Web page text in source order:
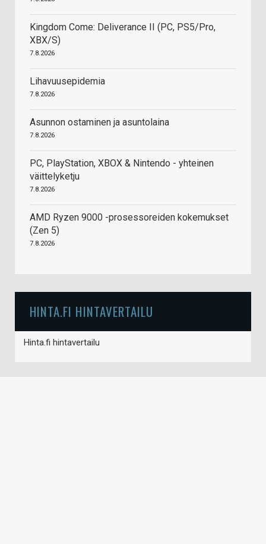
Kingdom Come: Deliverance II (PC, PS5/Pro,
XBX/S)
7.8.2026
Lihavuusepidemia
7.8.2026
Asunnon ostaminen ja asuntolaina
7.8.2026
PC, PlayStation, XBOX & Nintendo - yhteinen
väittelyketju
7.8.2026
AMD Ryzen 9000 -prosessoreiden kokemukset
(Zen 5)
7.8.2026
HINTA.FI HINTAVERTAILU
Hinta.fi hintavertailu